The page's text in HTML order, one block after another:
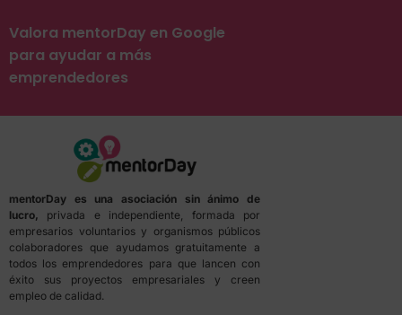
Valora mentorDay en Google
para ayudar a más
emprendedores
mentorDay es una asociación sin ánimo de
lucro, privada e independiente, formada por
empresarios voluntarios y organismos públicos
colaboradores que ayudamos gratuitamente a
todos los emprendedores para que lancen con
éxito sus proyectos empresariales y creen
empleo de calidad.